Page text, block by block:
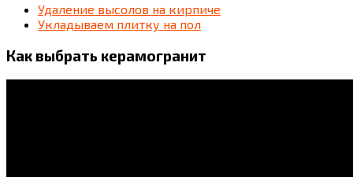
Удаление высолов на кирпиче
Укладываем плитку на пол
Как выбрать керамогранит